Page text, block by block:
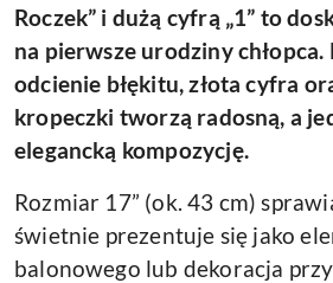
Roczek” i dużą cyfrą „1” to
na pierwsze urodziny chłopca.
odcienie błękitu, złota cyfra
kropeczki tworzą radosną, a
elegancką kompozycję.
Rozmiar 17” (ok. 43 cm)
świetnie prezentuje się jako
balonowego lub dekoracja